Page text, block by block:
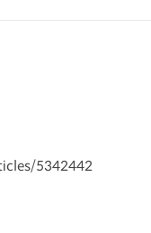
5342442